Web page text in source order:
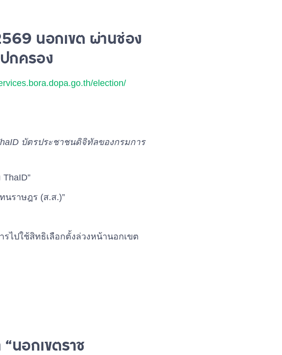
นอกเขต ผ่านช่อง
กครอง
election/
บัตรประชาชนดิจิทัลของกรมการ
นราษฎร (ส.ส.)”
ไปใช้สิทธิเลือกตั้งล่วงหน้านอกเขต
นอกเขตราช